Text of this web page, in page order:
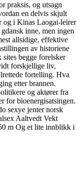
praksis, og utsagn
en delvis skjult
og i Kinas Laogai-leirer
inne, men ingen
allsidige, effektive
av historiene
begge forelsker
forskjellige liv,
fortelling. Hva
etter brannen.
og aktører fra
for bioenergisatsingen.
sexye jenter norsk
Aaltvedt Vekt
m Og et lite innblikk i